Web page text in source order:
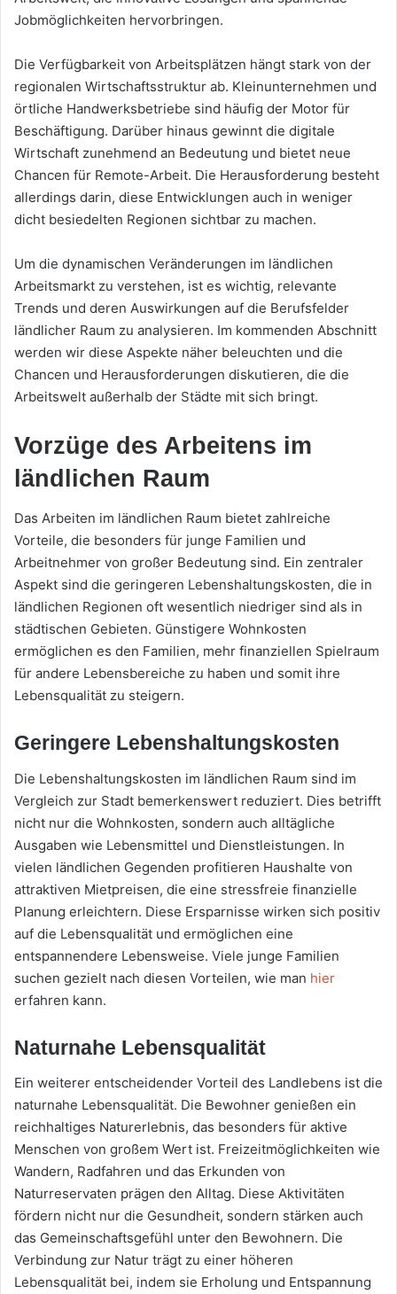
Jobmöglichkeiten hervorbringen.
Die Verfügbarkeit von Arbeitsplätzen hängt stark von der
regionalen Wirtschaftsstruktur ab. Kleinunternehmen und
örtliche Handwerksbetriebe sind häufig der Motor für
Beschäftigung. Darüber hinaus gewinnt die digitale
Wirtschaft zunehmend an Bedeutung und bietet neue
Chancen für Remote-Arbeit. Die Herausforderung besteht
allerdings darin, diese Entwicklungen auch in weniger
dicht besiedelten Regionen sichtbar zu machen.
Um die dynamischen Veränderungen im ländlichen
Arbeitsmarkt zu verstehen, ist es wichtig, relevante
Trends und deren Auswirkungen auf die Berufsfelder
ländlicher Raum zu analysieren. Im kommenden Abschnitt
werden wir diese Aspekte näher beleuchten und die
Chancen und Herausforderungen diskutieren, die die
Arbeitswelt außerhalb der Städte mit sich bringt.
Vorzüge des Arbeitens im
ländlichen Raum
Das Arbeiten im ländlichen Raum bietet zahlreiche
Vorteile, die besonders für junge Familien und
Arbeitnehmer von großer Bedeutung sind. Ein zentraler
Aspekt sind die geringeren Lebenshaltungskosten, die in
ländlichen Regionen oft wesentlich niedriger sind als in
städtischen Gebieten. Günstigere Wohnkosten
ermöglichen es den Familien, mehr finanziellen Spielraum
für andere Lebensbereiche zu haben und somit ihre
Lebensqualität zu steigern.
Geringere Lebenshaltungskosten
Die Lebenshaltungskosten im ländlichen Raum sind im
Vergleich zur Stadt bemerkenswert reduziert. Dies betrifft
nicht nur die Wohnkosten, sondern auch alltägliche
Ausgaben wie Lebensmittel und Dienstleistungen. In
vielen ländlichen Gegenden profitieren Haushalte von
attraktiven Mietpreisen, die eine stressfreie finanzielle
Planung erleichtern. Diese Ersparnisse wirken sich positiv
auf die Lebensqualität und ermöglichen eine
entspannendere Lebensweise. Viele junge Familien
suchen gezielt nach diesen Vorteilen, wie man hier
erfahren kann.
Naturnahe Lebensqualität
Ein weiterer entscheidender Vorteil des Landlebens ist die
naturnahe Lebensqualität. Die Bewohner genießen ein
reichhaltiges Naturerlebnis, das besonders für aktive
Menschen von großem Wert ist. Freizeitmöglichkeiten wie
Wandern, Radfahren und das Erkunden von
Naturreservaten prägen den Alltag. Diese Aktivitäten
fördern nicht nur die Gesundheit, sondern stärken auch
das Gemeinschaftsgefühl unter den Bewohnern. Die
Verbindung zur Natur trägt zu einer höheren
Lebensqualität bei, indem sie Erholung und Entspannung